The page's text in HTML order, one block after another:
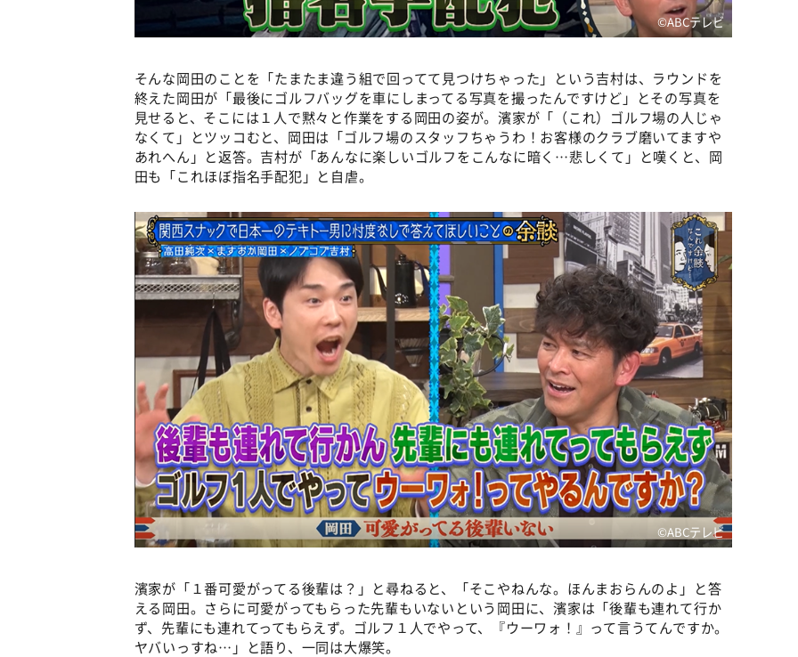
©️ABCテレビ
そんな岡田のことを「たまたま違う組で回ってて見つけちゃった」という吉村は、ラウンドを
終えた岡田が「最後にゴルフバッグを車にしまってる写真を撮ったんですけど」とその写真を
見せると、そこには１人で黙々と作業をする岡田の姿が。濱家が「（これ）ゴルフ場の人じゃ
なくて」とツッコむと、岡田は「ゴルフ場のスタッフちゃうわ！お客様のクラブ磨いてますや
あれへん」と返答。吉村が「あんなに楽しいゴルフをこんなに暗く…悲しくて」と嘆くと、岡
田も「これほぼ指名手配犯」と自虐。
©️ABCテレビ
濱家が「１番可愛がってる後輩は？」と尋ねると、「そこやねんな。ほんまおらんのよ」と答
える岡田。さらに可愛がってもらった先輩もいないという岡田に、濱家は「後輩も連れて行か
ず、先輩にも連れてってもらえず。ゴルフ１人でやって、『ウーワォ！』って言うてんですか。
ヤバいっすね…」と語り、一同は大爆笑。